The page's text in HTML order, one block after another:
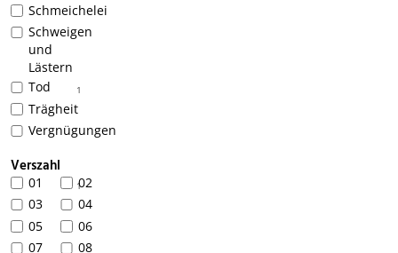
Schmeichelei
Schweigen
und
Lästern
1
Tod
Trägheit
Vergnügungen
Verszahl
01 102
03
04
05
06
07
08